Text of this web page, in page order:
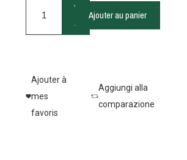
+
-
Ajouter au panier
Ajouter à
mes
favoris
Aggiungi alla
comparazione